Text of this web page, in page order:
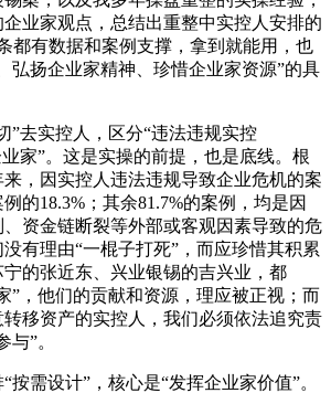
业家观点，总结出重整中实控人安排的
都有数据和案例支撑，拿到就能用，也
弘扬企业家精神、珍惜企业家资源”的具
”去实控人，区分“违法违规实控
家”。这是实操的前提，也是底线。根
，因实控人违法违规导致企业危机的案
的18.3%；其余81.7%的案例，均是因
资金链断裂等外部或客观因素导致的危
有理由“一棍子打死”，而应珍惜其积累
的张近东、兴业银锡的吉兴业，都
”，他们的贡献和资源，理应被正视；而
移资产的实控人，我们必须依法追究责
”。
按需设计”，核心是“发挥企业家价值”。